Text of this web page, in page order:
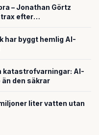
– Jonathan Görtz
efter
har byggt hemlig AI-
katastrofvarningar: AI-
den säkrar
liter vatten utan